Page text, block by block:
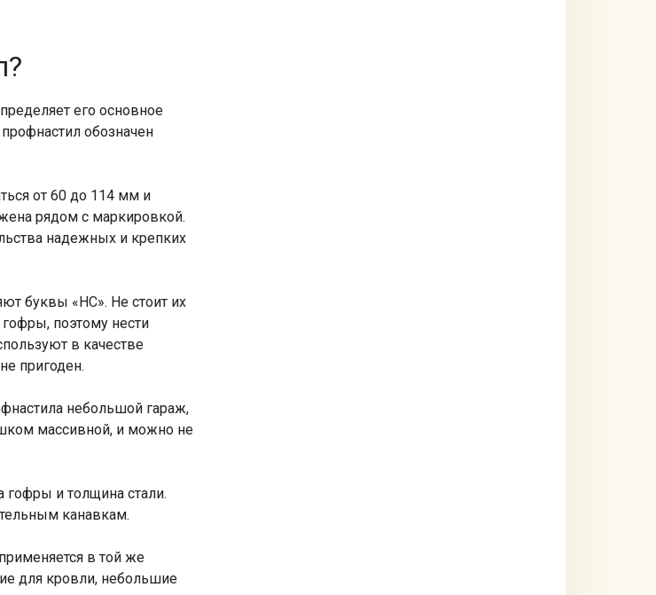
его основное
обозначен
от 60 до 114 мм и
рядом с маркировкой.
надежных и крепких
буквы «НС». Не стоит их
поэтому нести
в качестве
пригоден.
небольшой гараж,
массивной, и можно не
гофры и толщина стали.
канавкам.
в той же
для кровли, небольшие